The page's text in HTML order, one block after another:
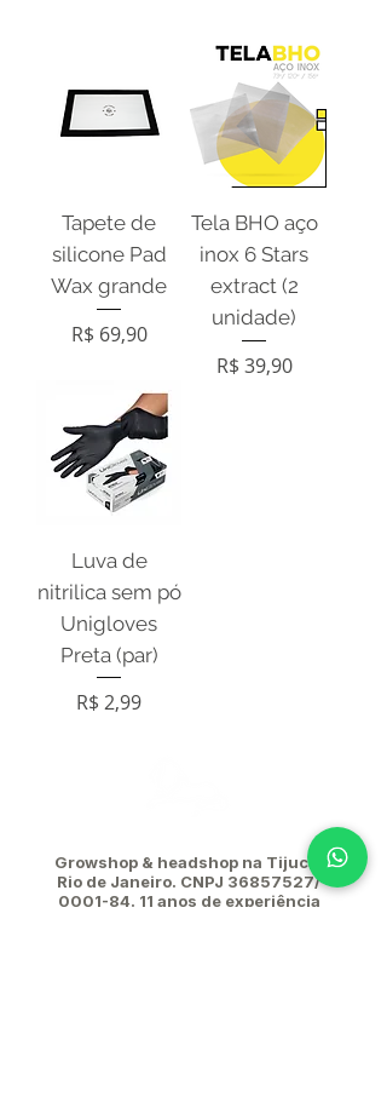
Tapete de
silicone Pad
Wax grande
Preço
R$ 69,90
Tela BHO aço
inox 6 Stars
extract (2
unidade)
Preço
R$ 39,90
Luva de
nitrilica sem pó
Unigloves
Preta (par)
Preço
R$ 2,99
Growshop & headshop na Tijuca,
Rio de Janeiro. CNPJ 36857527/
0001-84. 11 anos de experiência